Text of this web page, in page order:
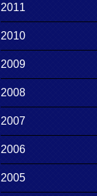
2011
2010
2009
2008
2007
2006
2005